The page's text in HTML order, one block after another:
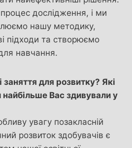
дослідження, і ми
нашу методику,
підходи та створюємо
навчання.
для розвитку? Які
найбільше Вас здивували у
увагу позакласній
розвиток здобувачів є